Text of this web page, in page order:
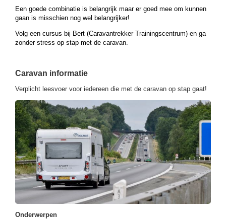
Een goede combinatie is belangrijk maar er goed mee om kunnen
gaan is misschien nog wel belangrijker!
Volg een cursus bij Bert (Caravantrekker Trainingscentrum) en ga
zonder stress op stap met de caravan.
Caravan informatie
Verplicht leesvoer voor iedereen die met de caravan op stap gaat!
Onderwerpen